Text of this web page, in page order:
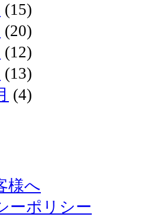
(15)
(20)
(12)
(13)
(4)
様へ
ーポリシー